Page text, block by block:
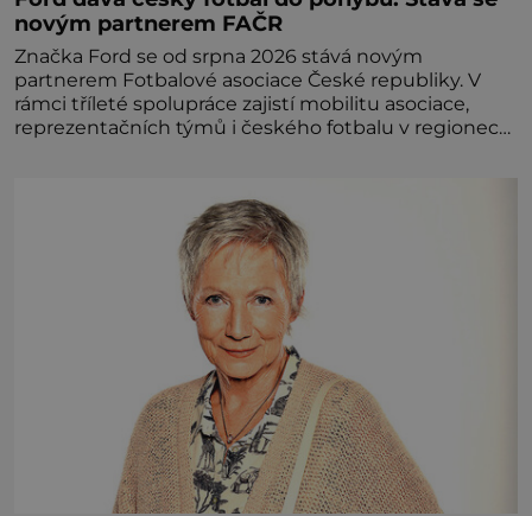
novým partnerem FAČR
Značka Ford se od srpna 2026 stává novým
partnerem Fotbalové asociace České republiky. V
rámci tříleté spolupráce zajistí mobilitu asociace,
reprezentačních týmů i českého fotbalu v regionech.